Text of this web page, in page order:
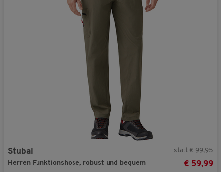
Stubai
Herren Funktionshose, robust und bequem
statt € 99,95
€ 59,99